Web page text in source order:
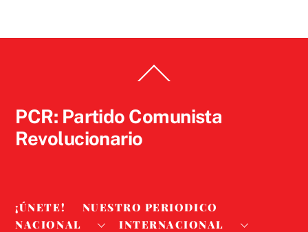
To
PCR: Partido Comunista
Revolucionario
¡ÚNETE!
NUESTRO PERIODICO
NACIONAL
INTERNACIONAL